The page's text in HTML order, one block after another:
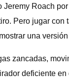
Roach
Pero jugar
una
zancadas,
deficiente